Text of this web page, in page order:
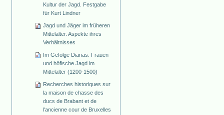
Kultur der Jagd. Festgabe
für Kurt Lindner
Jagd und Jäger im früheren
Mittelalter. Aspekte ihres
Verhältnisses
Im Gefolge Dianas. Frauen
und höfische Jagd im
Mittelalter (1200-1500)
Recherches historiques sur
la maison de chasse des
ducs de Brabant et de
l'ancienne cour de Bruxelles